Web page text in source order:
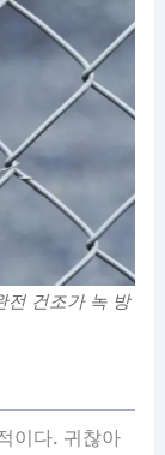
건조가 녹 방
이다. 귀찮아